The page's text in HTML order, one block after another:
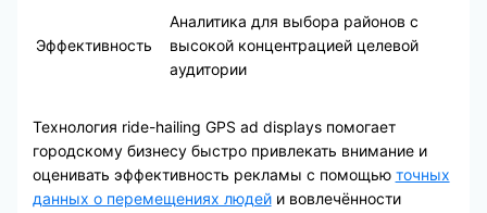
Эффективность
Аналитика для выбора районов с
высокой концентрацией целевой
аудитории
Технология ride-hailing GPS ad displays помогает
городскому бизнесу быстро привлекать внимание и
оценивать эффективность рекламы с помощью точных
данных о перемещениях людейи вовлечённости